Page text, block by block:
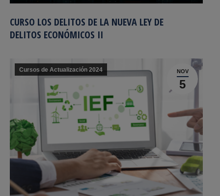
CURSO LOS DELITOS DE LA NUEVA LEY DE
DELITOS ECONÓMICOS II
NOV
5
Cursos de Actualización 2024